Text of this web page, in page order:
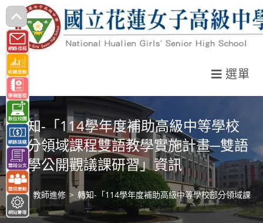
跳
轉
至
主
要
內
容
選單
轉知-「114學年度補助高級中等學校
部分領域課程雙語教學實施計畫─雙語
教學公開觀議課研習」資訊
> 教師進修 > 轉知-「114學年度補助高級中等學校部分領域課